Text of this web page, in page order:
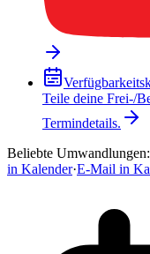
Teile deine Frei-/
Termindetails.
Beliebte Umwandlungen:
in Kalender·E-Mail in